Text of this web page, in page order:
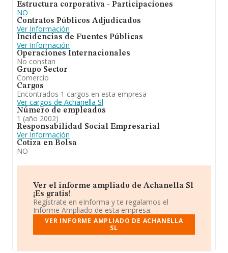
Estructura corporativa - Participaciones
NO
Contratos Públicos Adjudicados
Ver Información
Incidencias de Fuentes Públicas
Ver Información
Operaciones Internacionales
No constan
Grupo Sector
Comercio
Cargos
Encontrados 1 cargos en esta empresa
Ver cargos de Achanella Sl
Número de empleados
1 (año 2002)
Responsabilidad Social Empresarial
Ver Información
Cotiza en Bolsa
NO
Ver el informe ampliado de Achanella Sl
¡Es gratis!
Regístrate en eInforma y te regalamos el
Informe Ampliado de esta empresa.
VER INFORME AMPLIADO DE ACHANELLA
SL